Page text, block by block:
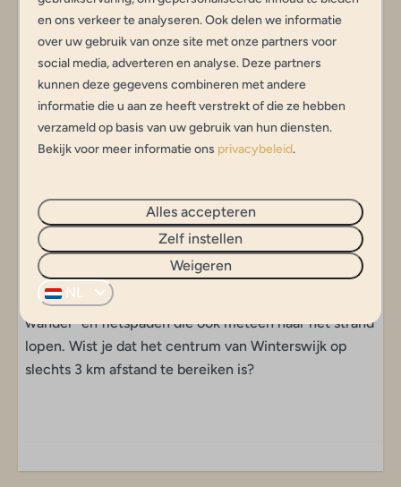
Luxe in alle seizoenen
Onze verandachalets op de camping zijn voorzien van
een CV installatie en airco. Dit betekent dat je in ieder
seizoen goed kunt vertoeven in de chalet. De chalet
bestaat uit een uitgebreide keuken met vaatwasser &
toilet, ruime living en drie slaapkamers - waarvan 1
slaapkamer met stapelbed. Vanuit de living kijk je uit
op je eigen veranda omringd door een groene
omgeving. De chalet ligt centraal op ons park, aan de
oever van recreatieplas 't Hilgelo en direct naast de
wandel- en fietspaden die ook meteen naar het strand
lopen. Wist je dat het centrum van Winterswijk op
slechts 3 km afstand te bereiken is?
en ons verkeer te analyseren. Ook delen we informatie
over uw gebruik van onze site met onze partners voor
social media, adverteren en analyse. Deze partners
kunnen deze gegevens combineren met andere
informatie die u aan ze heeft verstrekt of die ze hebben
verzameld op basis van uw gebruik van hun diensten.
Bekijk voor meer informatie ons privacybeleid.
Alles accepteren
Zelf instellen
Weigeren
NL